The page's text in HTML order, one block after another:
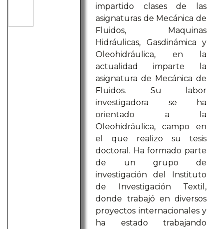
impartido clases de las
asignaturas de Mecánica de
Fluidos, Maquinas
Hidráulicas, Gasdinámica y
Oleohidráulica, en la
actualidad imparte la
asignatura de Mecánica de
Fluidos. Su labor
investigadora se ha
orientado a la
Oleohidráulica, campo en
el que realizo su tesis
doctoral. Ha formado parte
de un grupo de
investigación del Instituto
de Investigación Textil,
donde trabajó en diversos
proyectos internacionales y
ha estado trabajando